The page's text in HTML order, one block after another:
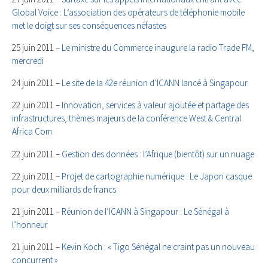
Global Voice : L’association des opérateurs de téléphonie mobile
met le doigt sur ses conséquences néfastes
25 juin 2011 – Le ministre du Commerce inaugure la radio Trade FM,
mercredi
24 juin 2011 – Le site de la 42e réunion d’ICANN lancé à Singapour
22 juin 2011 – Innovation, services à valeur ajoutée et partage des
infrastructures, thèmes majeurs de la conférence West & Central
Africa Com
22 juin 2011 – Gestion des données : l’Afrique (bientôt) sur un nuage
22 juin 2011 – Projet de cartographie numérique : Le Japon casque
pour deux milliards de francs
21 juin 2011 – Réunion de l’ICANN à Singapour : Le Sénégal à
l’honneur
21 juin 2011 – Kevin Koch : « Tigo Sénégal ne craint pas un nouveau
concurrent »